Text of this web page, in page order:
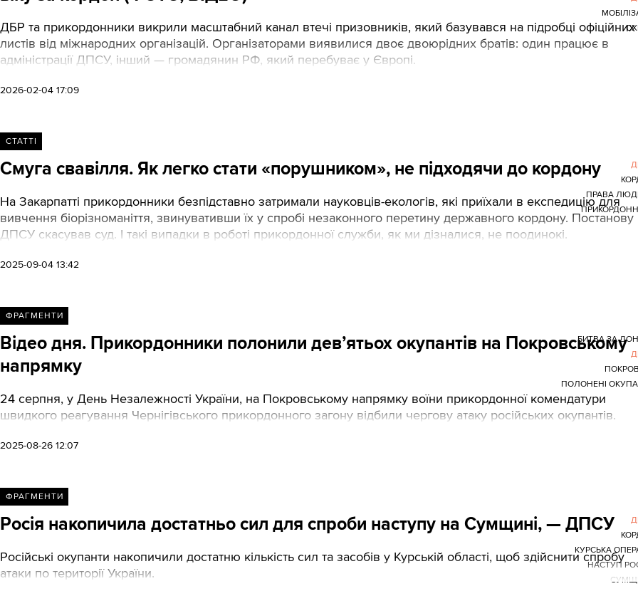
ДБР та прикордонники викрили масштабний канал втечі призовників, який базувався на підробці офіційних
листів від міжнародних організацій. Організаторами виявилися двоє двоюрідних братів: один працює в
адміністрації ДПСУ, інший — громадянин РФ, який перебуває у Європі.
2026-02-04 17:09
СТАТТІ
Смуга свавілля. Як легко стати «порушником», не підходячи до кордону
На Закарпатті прикордонники безпідставно затримали науковців-екологів, які приїхали в експедицію для
вивчення біорізноманіття, звинувативши їх у спробі незаконного перетину державного кордону. Постанову
ДПСУ скасував суд. І такі випадки в роботі прикордонної служби, як ми дізналися, не поодинокі.
2025-09-04 13:42
ПРАВА
ФРАГМЕНТИ
Відео дня. Прикордонники полонили дев’ятьох окупантів на Покровському
напрямку
24 серпня, у День Незалежності України, на Покровському напрямку воїни прикордонної комендатури
швидкого реагування Чернігівського прикордонного загону відбили чергову атаку російських окупантів.
2025-08-26 12:07
БИТВА ЗА
ПОЛОНЕНІ
ФРАГМЕНТИ
Росія накопичила достатньо сил для спроби наступу на Сумщині, — ДПСУ
Російські окупанти накопичили достатню кількість сил та засобів у Курській області, щоб здійснити спробу
атаки по території України.
КУРСЬКА
НАСТУП